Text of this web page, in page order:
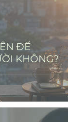
ĐỂ
KHÔNG?